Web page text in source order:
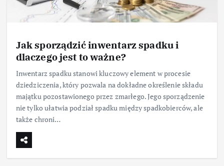
Jak sporządzić inwentarz spadku i
dlaczego jest to ważne?
Inwentarz spadku stanowi kluczowy element w procesie
dziedziczenia, który pozwala na dokładne określenie składu
majątku pozostawionego przez zmarłego. Jego sporządzenie
nie tylko ułatwia podział spadku między spadkobierców, ale
także chroni…